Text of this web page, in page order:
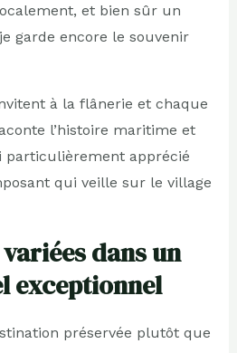
et bien sûr un
garde encore le souvenir
à la flânerie et chaque
l’histoire maritime et
particulièrement apprécié
qui veille sur le village
dans un
exceptionnel
préservée plutôt que